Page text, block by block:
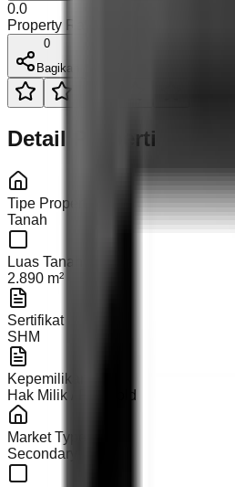
0.0
Property Rating (
0
Bagikan
Detail Properti
Tipe Properti
Tanah
Luas Tanah
2.890 m²
Sertifikat
SHM
Kepemilikan
Hak Milik / Freehold
Market Type
Secondary